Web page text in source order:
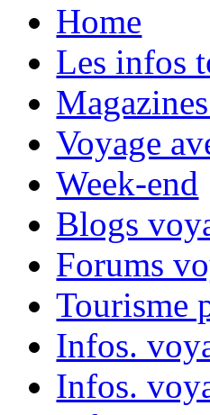
Home
Les infos
Voyage
Week-end
Blogs
Forums
Tourisme
Infos.
Infos.